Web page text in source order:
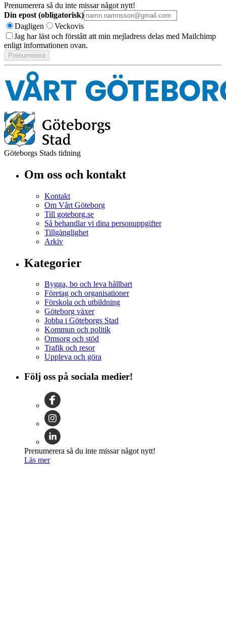
Prenumerera så du inte missar något nytt!
Din epost (obligatorisk)
Dagligen
Veckovis
Jag har läst och förstått att min mejladress delas med Mailchimp
enligt informationen ovan.
Göteborgs Stads tidning
Om oss och kontakt
Kontakt
Om Vårt Göteborg
Till goteborg.se
Så behandlar vi dina personuppgifter
Tillgänglighet
Arkiv
Kategorier
Bygga, bo och leva hållbart
Företag och organisationer
Förskola och utbildning
Göteborg växer
Jobba i Göteborgs Stad
Kommun och politik
Omsorg och stöd
Trafik och resor
Uppleva och göra
Följ oss på sociala medier!
Prenumerera så du inte missar något nytt!
Läs mer